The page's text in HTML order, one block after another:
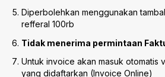
Diperbolehkan menggunakan
refferal 100rb
Tidak menerima permintaan
Untuk invoice akan masuk otomatis
yang didaftarkan (Invoice Online)